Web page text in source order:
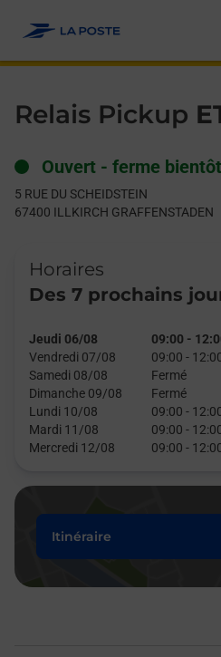
Relais Pickup
Ouvert - ferme
5 RUE DU SCHEIDSTEIN
67400 ILLKIRCH GRAFFENSTADEN
Horaires
Des 7 prochains
Jeudi 06/08 09:00 -
Vendredi 07/08
09:00 -
Samedi 08/08
Fermé
Dimanche 09/08
Fermé
Lundi 10/08
09:00 -
Mardi 11/08
09:00 -
Mercredi 12/08
09:00 -
Itinéraire